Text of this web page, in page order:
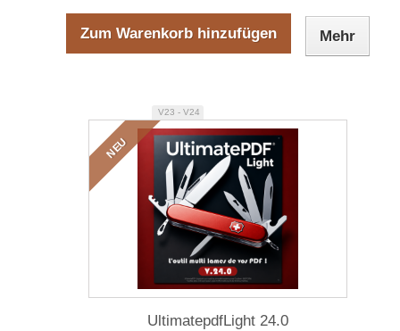
Zum Warenkorb hinzufügen Mehr
NEU
V23 - V24
UltimatepdfLight 24.0